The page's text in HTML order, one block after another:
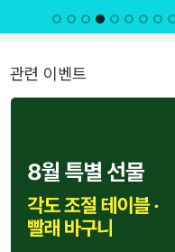
관련 이벤트